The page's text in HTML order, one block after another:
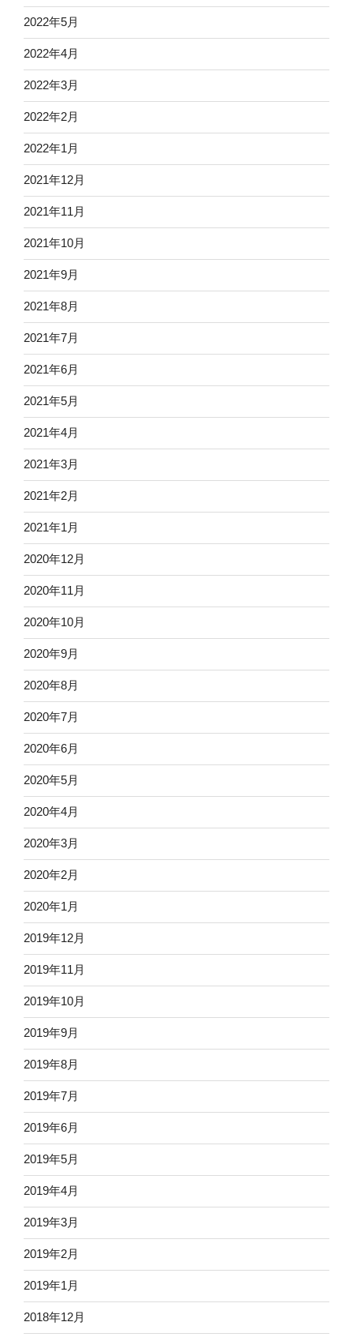
2022年5月
2022年4月
2022年3月
2022年2月
2022年1月
2021年12月
2021年11月
2021年10月
2021年9月
2021年8月
2021年7月
2021年6月
2021年5月
2021年4月
2021年3月
2021年2月
2021年1月
2020年12月
2020年11月
2020年10月
2020年9月
2020年8月
2020年7月
2020年6月
2020年5月
2020年4月
2020年3月
2020年2月
2020年1月
2019年12月
2019年11月
2019年10月
2019年9月
2019年8月
2019年7月
2019年6月
2019年5月
2019年4月
2019年3月
2019年2月
2019年1月
2018年12月